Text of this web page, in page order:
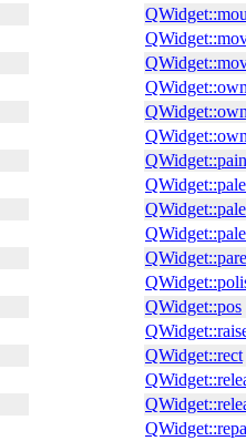
QWidget::pos
QWidget::rect